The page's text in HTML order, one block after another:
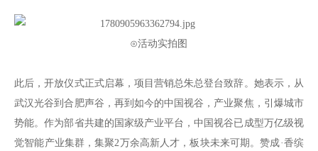
⊙活动实拍图
此后，开放仪式正式启幕，项目营销总朱总登台致辞。她表示，从
武汉光谷到合肥声谷，再到如今的中国视谷，产业聚焦，引爆城市
势能。作为部省共建的国家级产业平台，中国视谷已成型万亿级视
觉智能产业集群，集聚2万余高新人才，板块未来可期。赞成·香缤